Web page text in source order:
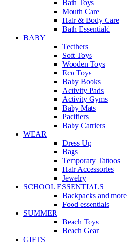
Bath Toys
Mouth Care
Hair & Body Care
Bath Essentiald
BABY
Teethers
Soft Toys
Wooden Toys
Eco Toys
Baby Books
Activity Pads
Activity Gyms
Baby Mats
Pacifiers
Baby Carriers
WEAR
Dress Up
Bags
Temporary Tattoos
Hair Accessories
Jewelry
SCHOOL ESSENTIALS
Backpacks and more
Food essentials
SUMMER
Beach Toys
Beach Gear
GIFTS